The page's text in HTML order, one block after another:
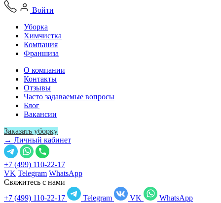
Войти
Уборка
Химчистка
Компания
Франшиза
О компании
Контакты
Отзывы
Часто задаваемые вопросы
Блог
Вакансии
Заказать уборку
→ Личный кабинет
+7 (499) 110-22-17
VK Telegram WhatsApp
Свяжитесь с нами
+7 (499) 110-22-17
Telegram VK
WhatsApp